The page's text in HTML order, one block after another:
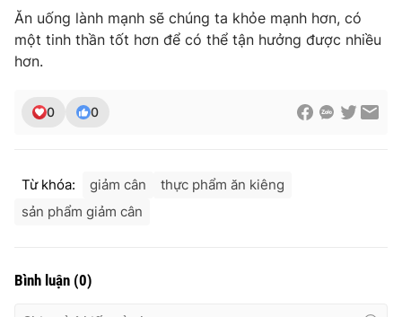
Ăn uống lành mạnh sẽ chúng ta khỏe mạnh hơn, có
một tinh thần tốt hơn để có thể tận hưởng được nhiều
hơn.
0 0
Từ khóa: giảm cân
thực phẩm ăn kiêng
sản phẩm giảm cân
Bình luận (0)